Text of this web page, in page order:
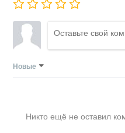
Новые
Никто ещё не оставил